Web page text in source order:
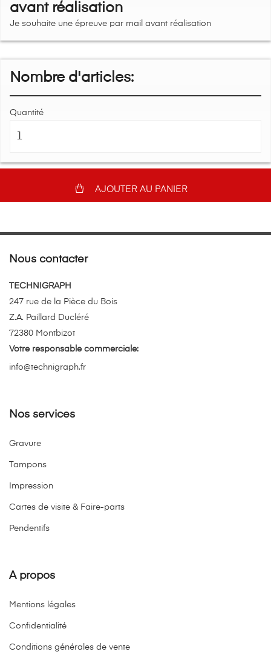
avant réalisation
Je souhaite une épreuve par mail avant réalisation
Nombre d'articles:
Quantité
AJOUTER AU PANIER
Nous contacter
TECHNIGRAPH
247 rue de la Pièce du Bois
Z.A. Paillard Ducléré
72380 Montbizot
Votre responsable commerciale:
info@technigraph.fr
Nos services
Gravure
Tampons
Impression
Cartes de visite & Faire-parts
Pendentifs
A propos
Mentions légales
Confidentialité
Conditions générales de vente